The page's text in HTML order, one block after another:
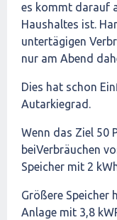
es kommt darauf
Haushaltes ist.
untertägigen
nur am Abend
Dies hat schon
Autarkiegrad.
Wenn das Ziel 50
beiVerbräuchen
Speicher mit 2
Größere Speicher
Anlage mit 3,8